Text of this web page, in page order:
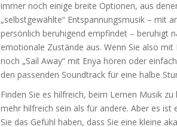
immer noch einige breite Optionen, aus
„selbstgewählte“ Entspannungsmusik – mit
persönlich beruhigend empfindet – beruhigt
emotionale Zustände aus. Wenn Sie also
noch „Sail Away“ mit Enya hören oder
den passenden Soundtrack für eine halbe
Finden Sie es hilfreich, beim Lernen Musik
mehr hilfreich sein als für andere. Aber es
Sie das Gefühl haben, dass Sie eine kleine